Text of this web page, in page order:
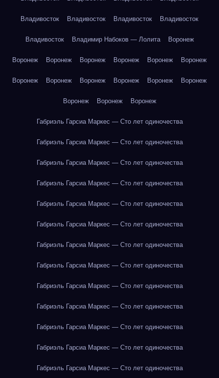
Владивосток Владивосток Владивосток Владивосток
Владивосток Владимир Набоков — Лолита Воронеж
Воронеж Воронеж Воронеж Воронеж Воронеж Воронеж
Воронеж Воронеж Воронеж Воронеж Воронеж Воронеж
Воронеж Воронеж Воронеж
Габриэль Гарсиа Маркес — Сто лет одиночества
Габриэль Гарсиа Маркес — Сто лет одиночества
Габриэль Гарсиа Маркес — Сто лет одиночества
Габриэль Гарсиа Маркес — Сто лет одиночества
Габриэль Гарсиа Маркес — Сто лет одиночества
Габриэль Гарсиа Маркес — Сто лет одиночества
Габриэль Гарсиа Маркес — Сто лет одиночества
Габриэль Гарсиа Маркес — Сто лет одиночества
Габриэль Гарсиа Маркес — Сто лет одиночества
Габриэль Гарсиа Маркес — Сто лет одиночества
Габриэль Гарсиа Маркес — Сто лет одиночества
Габриэль Гарсиа Маркес — Сто лет одиночества
Габриэль Гарсиа Маркес — Сто лет одиночества